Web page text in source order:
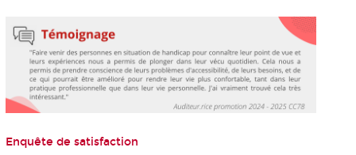
Enquête de satisfaction